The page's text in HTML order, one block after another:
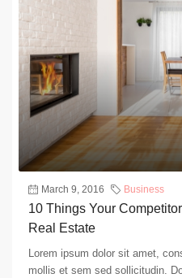
March 9, 2016 Business
10 Things Your
Real Estate
Lorem ipsum dolor sit amet,
mollis et sem sed sollicitudin.